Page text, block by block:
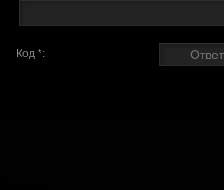
Код *: